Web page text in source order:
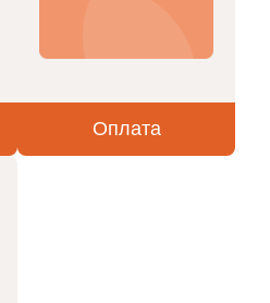
Оплата